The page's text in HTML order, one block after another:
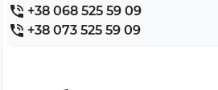
+38 068 525 59 09
+38 073 525 59 09